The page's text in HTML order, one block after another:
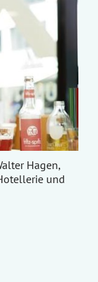
Hagen,
und